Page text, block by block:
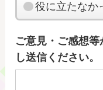
役に立たなか
ご意見・ご感想
し送信ください。